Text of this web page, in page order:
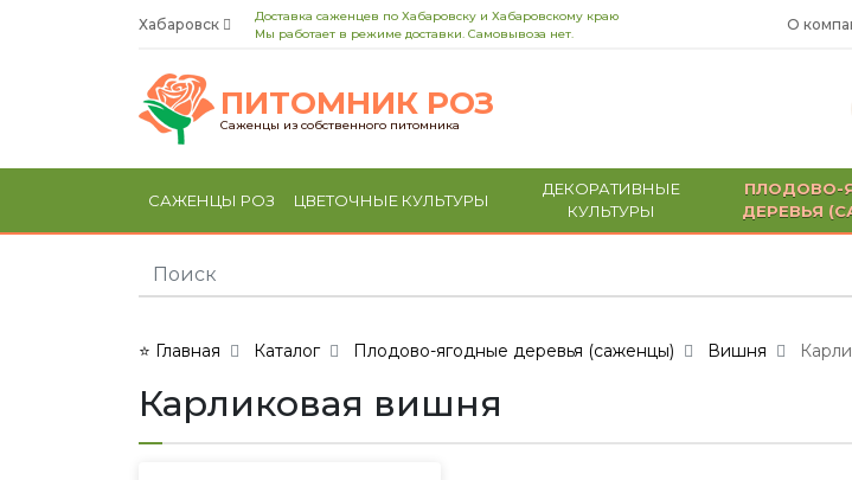
Хабаровск
Доставка саженцев по Хабаровску и Хабаровскому краю
Мы работает в режиме доставки. Самовывоза нет.
О
ПИТОМНИК РОЗ
Саженцы из собственного питомника
САЖЕНЦЫ РОЗ ЦВЕТОЧНЫЕ КУЛЬТУРЫ
ДЕКОРАТИВНЫЕ
КУЛЬТУРЫ
ПЛОДОВО-
ДЕРЕВЬЯ
⭐ Главная Каталог Плодово-ягодные деревья (саженцы) Вишня
Карликовая вишня